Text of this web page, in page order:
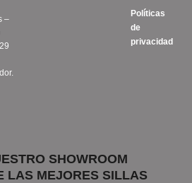
–
Políticas
de
privacidad
SHOWROOM
LAS MEJORES SILLAS